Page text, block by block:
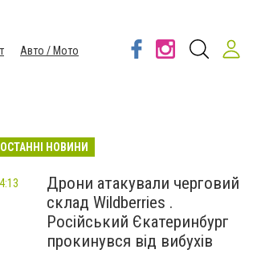
Авто / Мото
ОСТАННІ НОВИНИ
Дрони атакували черговий
склад Wildberries .
Російський Єкатеринбург
прокинувся від вибухів